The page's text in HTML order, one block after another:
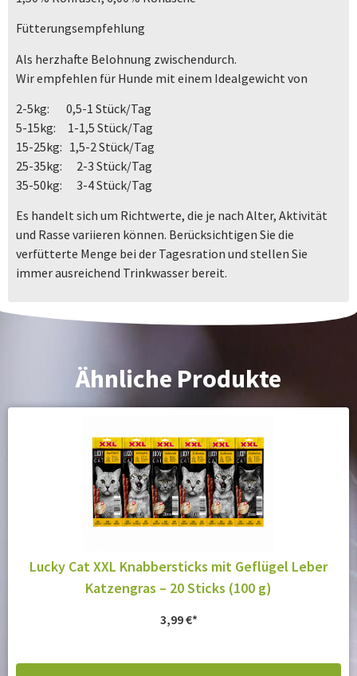
Fütterungsempfehlung
Als herzhafte Belohnung zwischendurch.
Wir empfehlen für Hunde mit einem Idealgewicht von
2-5kg: 0,5-1 Stück/Tag
5-15kg: 1-1,5 Stück/Tag
15-25kg: 1,5-2 Stück/Tag
25-35kg: 2-3 Stück/Tag
35-50kg: 3-4 Stück/Tag
Es handelt sich um Richtwerte, die je nach Alter, Aktivität
und Rasse variieren können. Berücksichtigen Sie die
verfütterte Menge bei der Tagesration und stellen Sie
immer ausreichend Trinkwasser bereit.
Ähnliche Produkte
Lucky Cat XXL Knabbersticks mit Geflügel Leber
Katzengras – 20 Sticks (100 g)
3,99€